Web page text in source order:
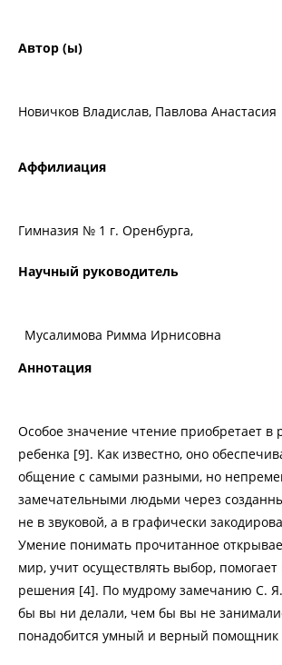
Автор (ы)
Новичков Владислав, Павлова Анастасия
Аффилиация
Гимназия № 1 г. Оренбурга,
Научный руководитель
Мусалимова Римма Ирнисовна
Аннотация
Особое значение чтение приобретает в
ребенка [9]. Как известно, оно
общение с самыми разными, но
замечательными людьми через
не в звуковой, а в графически
Умение понимать прочитанное
мир, учит осуществлять выбор,
решения [4]. По мудрому замечанию С.
бы вы ни делали, чем бы вы не
понадобится умный и верный помощник